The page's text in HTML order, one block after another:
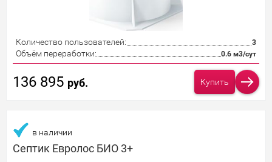
Количество пользователей: 3
Объём переработки: 0.6 м3/сут
136 895 руб. Купить
в наличии
Септик Евролос БИО 3+